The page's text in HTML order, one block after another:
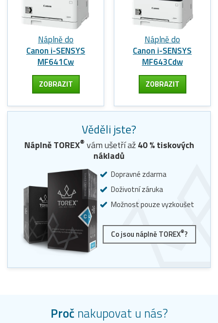
Náplně do
Canon i-SENSYS
MF641Cw
ZOBRAZIT
Náplně do
Canon i-SENSYS
MF643Cdw
ZOBRAZIT
Věděli jste?
Náplně TOREX® vám ušetří až40% tiskových
nákladů
Dopravné zdarma
Doživotní záruka
Možnost pouze vyzkoušet
Co jsou náplně TOREX®?
Proč nakupovat u nás?